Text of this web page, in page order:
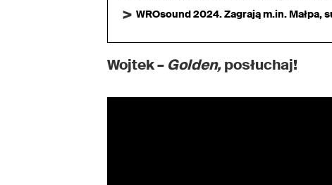
WROsound 2024. Zagrają m.in. Małpa,
Wojtek – Golden,posłuchaj!